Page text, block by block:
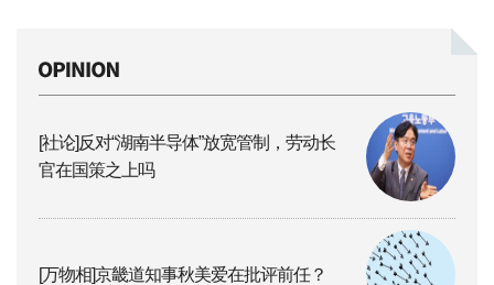
[社论]反对“湖南半导体”放宽管制，劳动长
官在国策之上吗
[万物相]京畿道知事秋美爱在批评前任？